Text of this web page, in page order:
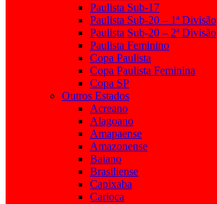
Paulista Sub-17
Paulista Sub-20 – 1ª Divisão
Paulista Sub-20 – 2ª Divisão
Paulista Feminino
Copa Paulista
Copa Paulista Feminina
Copa SP
Outros Estados
Acreano
Alagoano
Amapaense
Amazonense
Baiano
Brasiliense
Capixaba
Carioca